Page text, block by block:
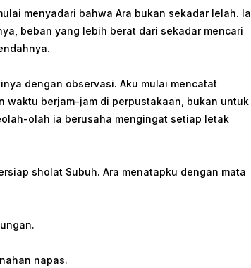
menyadari bahwa Ara bukan sekadar lelah. Ia
beban yang lebih berat dari sekadar mencari
dengan observasi. Aku mulai mencatat
waktu berjam-jam di perpustakaan, bukan untuk
olah ia berusaha mengingat setiap letak
sholat Subuh. Ara menatapku dengan mata
napas.